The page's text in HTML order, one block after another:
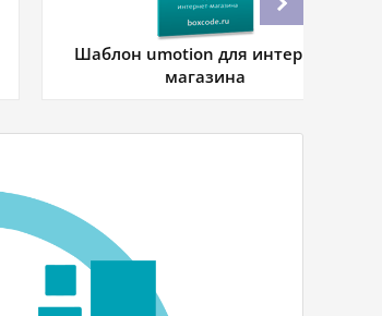
Шаблон umotion для интернет-
магазина